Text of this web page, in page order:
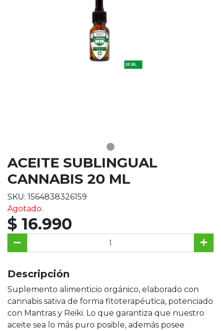
ACEITE SUBLINGUAL
CANNABIS 20 ML
SKU: 1564838326159
Agotado.
$ 16.990
Descripción
Suplemento alimenticio orgánico, elaborado con
cannabis sativa de forma fitoterapéutica, potenciado
con Mantras y Reiki. Lo que garantiza que nuestro
aceite sea lo más puro posible, además posee